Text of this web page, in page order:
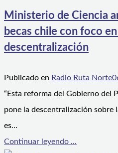
Ministerio de Ciencia
becas chile con foco
descentralización
Publicado en Radio Ruta Norte
“Esta reforma del Gobierno del
pone la descentralización sobre
es…
Continuar leyendo ...